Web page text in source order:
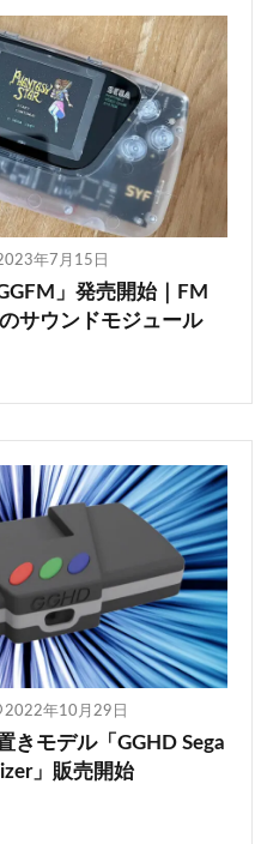
年7月15日
」発売開始｜FM
サウンドモジュール
2022年10月29日
きモデル「GGHD Sega
」販売開始